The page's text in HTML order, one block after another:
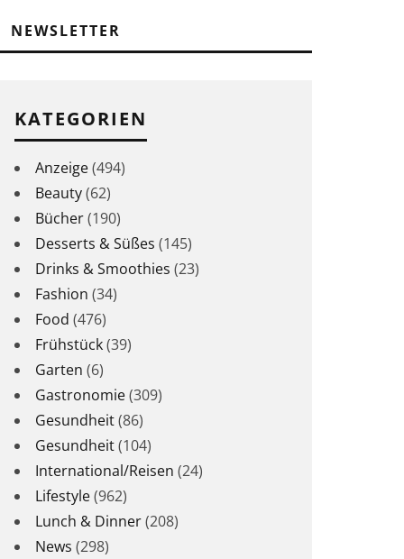
NEWSLETTER
KATEGORIEN
Anzeige(494)
Beauty(62)
Bücher(190)
Desserts & Süßes (145)
Drinks & Smoothies (23)
Fashion (34)
Food (476)
Frühstück(39)
Garten (6)
Gastronomie(309)
Gesundheit(86)
Gesundheit(104)
International/Reisen (24)
Lifestyle(962)
Lunch & Dinner(208)
News (298)